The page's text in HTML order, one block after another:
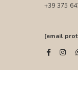
+39 375
[email